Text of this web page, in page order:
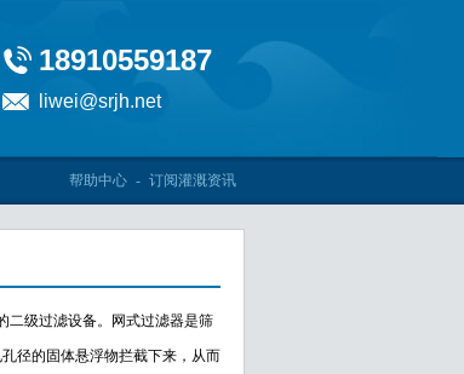
18910559187
liwei@srjh.net
帮助中心 - 订阅灌溉资讯
二级过滤设备。网式过滤器是筛
径的固体悬浮物拦截下来，从而